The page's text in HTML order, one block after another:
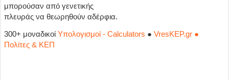
μπορούσαν από γενετικής
πλευράς να θεωρηθούν αδέρφια.
300+ μοναδικοίΥπολογισμοί - Calculators ●VresKEP.gr ●
Πολίτες & ΚΕΠ